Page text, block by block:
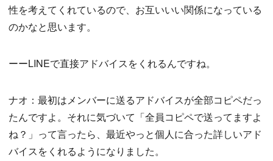
性を考えてくれているので、お互いいい関係になっている
のかなと思います。
ーーLINEで直接アドバイスをくれるんですね。
ナオ：最初はメンバーに送るアドバイスが全部コピペだっ
たんですよ。それに気づいて「全員コピペで送ってますよ
ね？」って言ったら、最近やっと個人に合った詳しいアド
バイスをくれるようになりました。